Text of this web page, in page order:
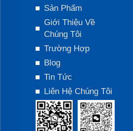
Sản Phẩm
Giới Thiệu Về
Chúng Tôi
Trường Hợp
Blog
Tin Tức
Liên Hệ Chúng Tôi